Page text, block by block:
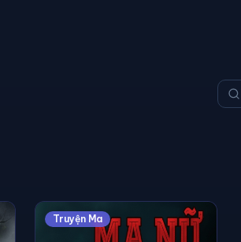
Truyện Ma